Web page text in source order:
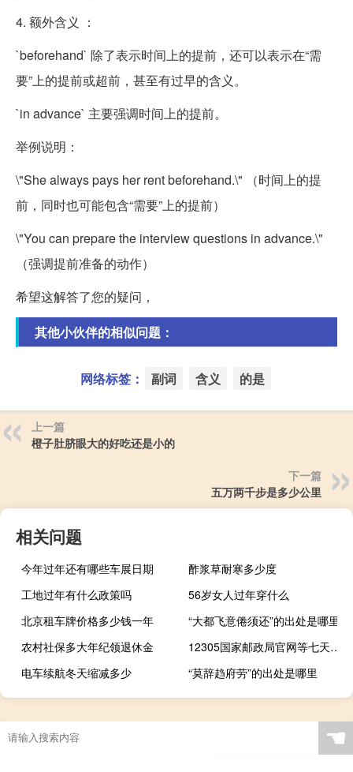
4. 额外含义 ：
`beforehand` 除了表示时间上的提前，还可以表示在“需
要”上的提前或超前，甚至有过早的含义。
`in advance` 主要强调时间上的提前。
举例说明：
\"She always pays her rent beforehand.\" （时间上的提
前，同时也可能包含“需要”上的提前）
\"You can prepare the interview questions in advance.\"
（强调提前准备的动作）
希望这解答了您的疑问，
其他小伙伴的相似问题：
网络标签： 副词 含义 的是
上一篇
橙子肚脐眼大的好吃还是小的
下一篇
五万两千步是多少公里
相关问题
今年过年还有哪些车展日期
酢浆草耐寒多少度
工地过年有什么政策吗
56岁女人过年穿什么
北京租车牌价格多少钱一年
“大都飞意倦须还”的出处是哪里
农村社保多大年纪领退休金
12305国家邮政局官网等七天（12305国家邮政局官网）
电车续航冬天缩减多少
“莫辞趋府劳”的出处是哪里
☚